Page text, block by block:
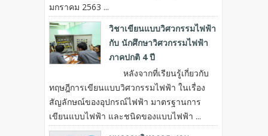
มกราคม 2563 ...
วิชาเขียนแบบวิศวกรรมไฟฟ้า
กับ นักศึกษาวิศวกรรมไฟฟ้า
ภาคปกติ 4 ปี
หลังจากที่เรียนรู้เกี่ยวกับ
ทฤษฎีการเขียนแบบวิศวกรรมไฟฟ้า ในเรื่อง
สัญลักษณ์ของอุปกรณ์ไฟฟ้า มาตรฐานการ
เขียนแบบไฟฟ้า และชนิดของแบบไฟฟ้า ...